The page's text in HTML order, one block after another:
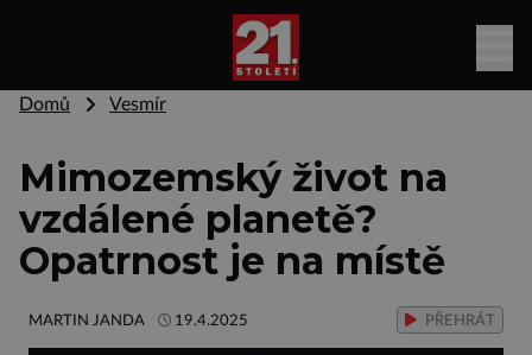
Domů Vesmír
Mimozemský život na
vzdálené planetě?
Opatrnost je na místě
MARTIN JANDA 19.4.2025 PŘEHRÁT